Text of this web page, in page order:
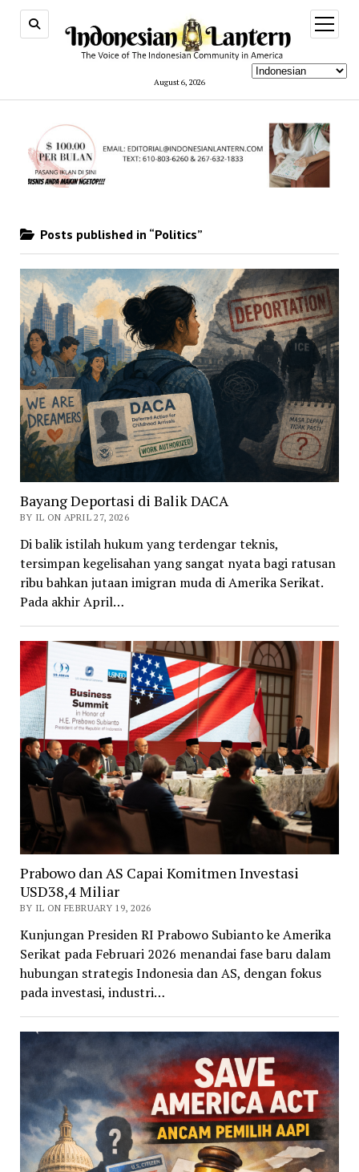
August 6, 2026
open
menu
Posts published in “Politics”
Bayang Deportasi di Balik DACA
BY IL ON APRIL 27, 2026
Di balik istilah hukum yang terdengar teknis,
tersimpan kegelisahan yang sangat nyata bagi ratusan
ribu bahkan jutaan imigran muda di Amerika Serikat.
Pada akhir April…
Prabowo dan AS Capai Komitmen Investasi
USD38,4 Miliar
BY IL ON FEBRUARY 19, 2026
Kunjungan Presiden RI Prabowo Subianto ke Amerika
Serikat pada Februari 2026 menandai fase baru dalam
hubungan strategis Indonesia dan AS, dengan fokus
pada investasi, industri…